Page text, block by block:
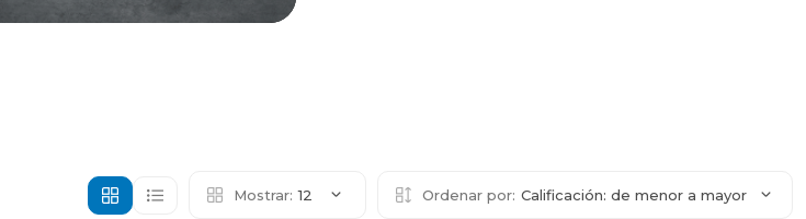
Mostrar: 12 Ordenar por: Calificación: de menor a mayor